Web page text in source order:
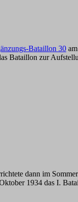
Bataillon 30
Bataillon zur
dann im
1934 das I.